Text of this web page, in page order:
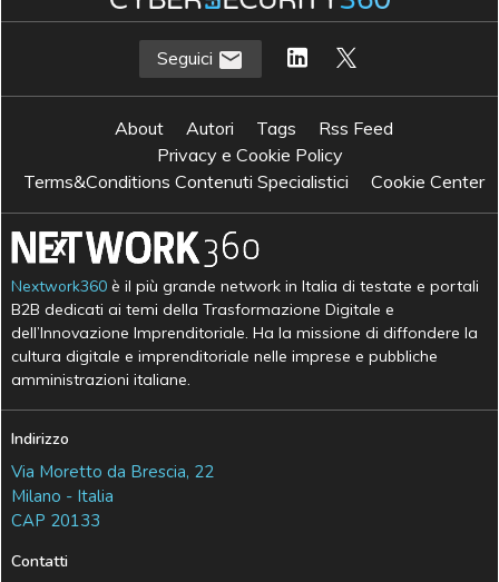
Seguici
About Autori Tags
Rss Feed
Privacy e Cookie Policy
Terms&Conditions Contenuti Specialistici
Cookie Center
Nextwork360 è il più grande network in Italia di testate e portali
B2B dedicati ai temi della Trasformazione Digitale e
dell’Innovazione Imprenditoriale. Ha la missione di diffondere la
cultura digitale e imprenditoriale nelle imprese e pubbliche
amministrazioni italiane.
Indirizzo
Via Moretto da Brescia, 22
Milano - Italia
CAP 20133
Contatti